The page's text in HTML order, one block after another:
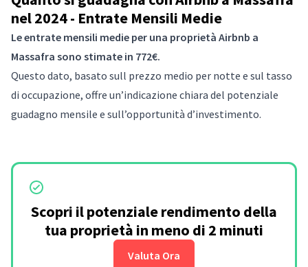
nel 2024 - Entrate Mensili Medie
Le entrate mensili medie per una proprietà Airbnb a
Massafra sono stimate in 772€.
Questo dato, basato sull prezzo medio per notte e sul tasso
di occupazione, offre un’indicazione chiara del potenziale
guadagno mensile e sull’opportunità d’investimento.
Scopri il potenziale rendimento della
tua proprietà in meno di 2 minuti
Valuta Ora